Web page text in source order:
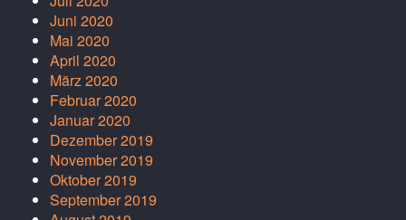
Juni 2020
Mai 2020
April 2020
März 2020
Februar 2020
Januar 2020
Dezember 2019
November 2019
Oktober 2019
September 2019